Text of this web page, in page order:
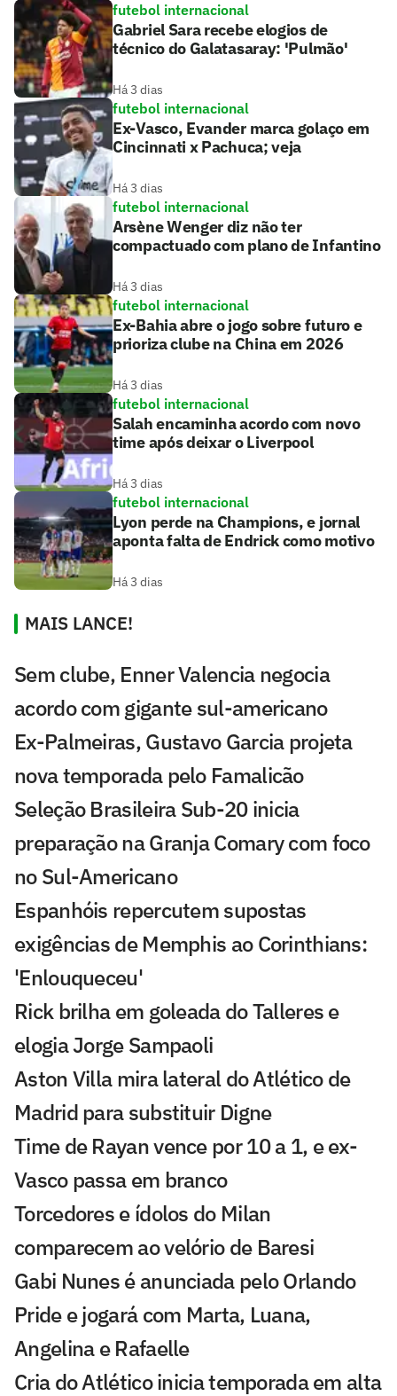
futebol internacional
Gabriel Sara recebe elogios de
técnico do Galatasaray: 'Pulmão'
Há 3 dias
futebol internacional
Ex-Vasco, Evander marca golaço em
Cincinnati x Pachuca; veja
Há 3 dias
futebol internacional
Arsène Wenger diz não ter
compactuado com plano de Infantino
Há 3 dias
futebol internacional
Ex-Bahia abre o jogo sobre futuro e
prioriza clube na China em 2026
Há 3 dias
futebol internacional
Salah encaminha acordo com novo
time após deixar o Liverpool
Há 3 dias
futebol internacional
Lyon perde na Champions, e jornal
aponta falta de Endrick como motivo
Há 3 dias
MAIS LANCE!
Sem clube, Enner Valencia negocia
acordo com gigante sul-americano
Ex-Palmeiras, Gustavo Garcia projeta
nova temporada pelo Famalicão
Seleção Brasileira Sub-20 inicia
preparação na Granja Comary com foco
no Sul-Americano
Espanhóis repercutem supostas
exigências de Memphis ao Corinthians:
'Enlouqueceu'
Rick brilha em goleada do Talleres e
elogia Jorge Sampaoli
Aston Villa mira lateral do Atlético de
Madrid para substituir Digne
Time de Rayan vence por 10 a 1, e ex-
Vasco passa em branco
Torcedores e ídolos do Milan
comparecem ao velório de Baresi
Gabi Nunes é anunciada pelo Orlando
Pride e jogará com Marta, Luana,
Angelina e Rafaelle
Cria do Atlético inicia temporada em alta